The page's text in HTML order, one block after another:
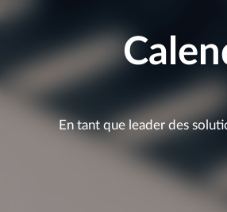
En tant que leader des